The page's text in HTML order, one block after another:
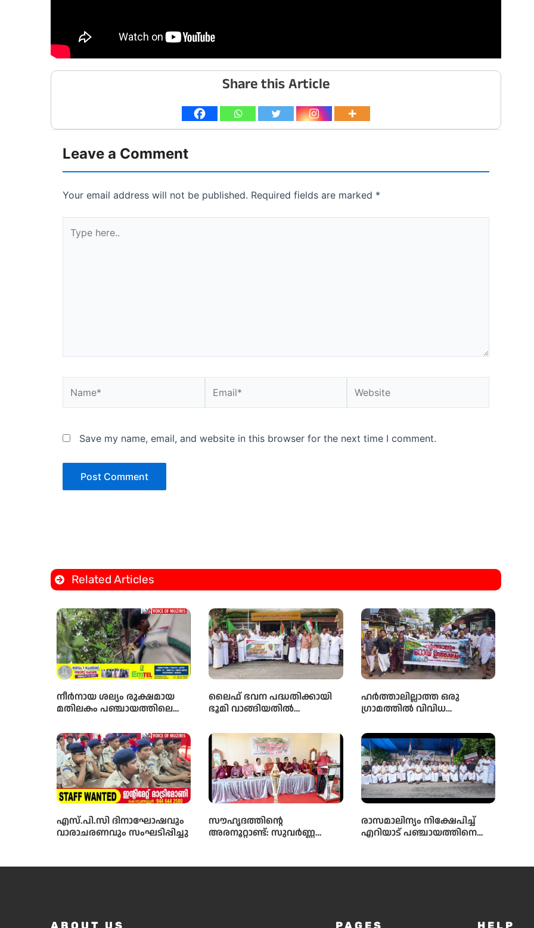
Share this Article
Leave a Comment
Your email address will not be published. Required fields are marked *
here..
Save my name, email, and website in this browser for the next time I comment.
Related Articles
നീർനായ ശല്യം രൂക്ഷമായ
മതിലകം പഞ്ചായത്തിലെ
മത്സ്യകർഷകർക്ക്
ആശ്വാസമായി വനംവകുപ്പ്
കുളങ്ങളിൽ കൂടുകൾ
സ്ഥാപിച്ചു.
ലൈഫ് ഭവന പദ്ധതിക്കായി
ഭൂമി വാങ്ങിയതിൽ
നടന്നതായി ആരോപിച്ച്
വിജിലൻസ് അന്വേഷണം
ആവശ്യപ്പെട്ട് യു.ഡി.എഫ്
പഞ്ചായത്ത് ഓഫീസിലേക്ക്
പ്രതിഷേധ മാർച്ച് നടത്തി
ഹർത്താലില്ലാത്ത ഒരു
ഗ്രാമത്തിൽ വിവിധ
പൂർണ്ണ ഹർത്താൽ
എസ്.പി.സി ദിനാഘോഷവും
വാരാചരണവും സംഘടിപ്പിച്ചു
സൗഹൃദത്തിന്റെ
അരനൂറ്റാണ്ട്: സുവർണ്ണ
സംവിധായകൻ കമൽ
രാസമാലിന്യം നിക്ഷേപിച്ച്
എറിയാട് പഞ്ചായത്തിനെ
സെക്രട്ടറി ടി എൻ പ്രതാപൻ
ABOUT US PAGES HELP